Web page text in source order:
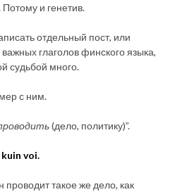
и генетив.
отдельный пост, или
глаголов финского языка,
судьбой много.
с ним.
(дело, политику)”.
voi.
такое же дело, как